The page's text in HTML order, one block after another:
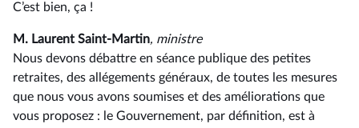
C’est bien, ça !
M. Laurent Saint-Martin, ministre
Nous devons débattre en séance publique des petites
retraites, des allégements généraux, de toutes les mesures
que nous vous avons soumises et des améliorations que
vous proposez : le Gouvernement, par définition, est à